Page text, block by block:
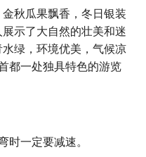
秋瓜果飘香，冬日银装
示了大自然的壮美和迷
绿，环境优美，气候凉
都一处独具特色的游览
一定要减速。